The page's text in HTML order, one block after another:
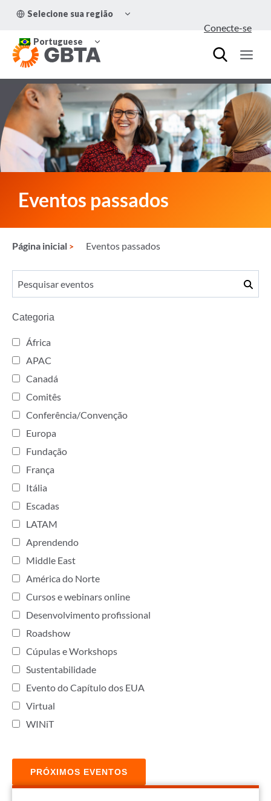
para
Conteúdo
Selecione sua região
MENU
Portuguese
MENU
FILHO
Conecte-se
Eventos passados
Página inicial Eventos passados
Categoria
África
APAC
Canadá
Comitês
Conferência/Convenção
Europa
Fundação
França
Itália
Escadas
LATAM
Aprendendo
Middle East
América do Norte
Cursos e webinars online
Desenvolvimento profissional
Roadshow
Cúpulas e Workshops
Sustentabilidade
Evento do Capítulo dos EUA
Virtual
WINiT
PRÓXIMOS EVENTOS